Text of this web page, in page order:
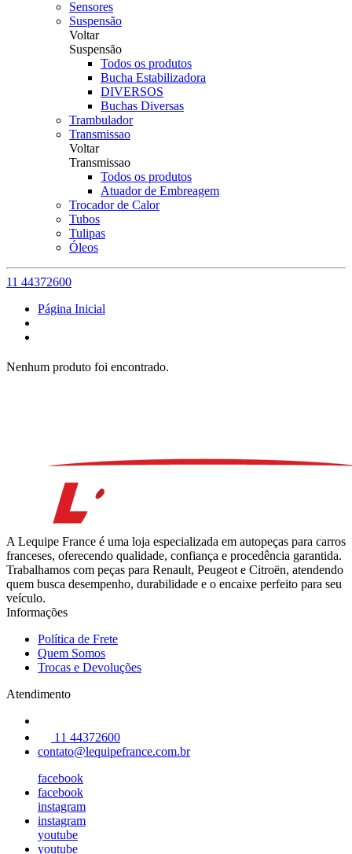
Sensores
Suspensão
Voltar
Suspensão
Todos os produtos
Bucha Estabilizadora
DIVERSOS
Buchas Diversas
Trambulador
Transmissao
Voltar
Transmissao
Todos os produtos
Atuador de Embreagem
Trocador de Calor
Tubos
Tulipas
Óleos
11 44372600
Página Inicial
Nenhum produto foi encontrado.
A Lequipe France é uma loja especializada em autopeças para carros
franceses, oferecendo qualidade, confiança e procedência garantida.
Trabalhamos com peças para Renault, Peugeot e Citroën, atendendo
quem busca desempenho, durabilidade e o encaixe perfeito para seu
veículo.
Informações
Política de Frete
Quem Somos
Trocas e Devoluções
Atendimento
11 44372600
contato@lequipefrance.com.br
facebook
facebook
instagram
instagram
youtube
youtube